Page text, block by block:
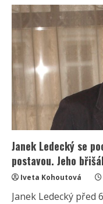
Janek Ledecký se
postavou. Jeho
Iveta Kohoutová
Janek Ledecký před